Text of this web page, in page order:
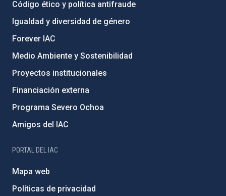
Código ético y política antifraude
Igualdad y diversidad de género
Forever IAC
Medio Ambiente y Sostenibilidad
Proyectos institucionales
Financiación externa
Programa Severo Ochoa
Amigos del IAC
PORTAL DEL IAC
Mapa web
Políticas de privacidad